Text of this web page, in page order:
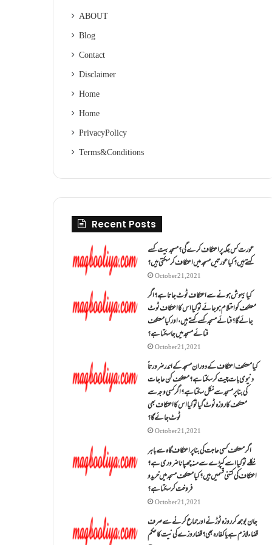
ABOUT
Blog
Contact
Disclaimer
Home
Home
Privacy Policy
Terms & Conditions
Recent Posts
عورت کس جگہ پر اعتکاف کرے گی؟مسجد بیت کسے
کہتے ہیں؟کیا عورتیں مسجد میں اعتکاف کر سکتی ہیں؟
October 21, 2021
کیا بیہوش ہونے سے اعتکاف ٹوٹ جاتا ہے؟ اگر
معتکف کو احتلام ہو جائے تو کیا اس کا اعتکاف ٹوٹ
جائے گا؟فنائے مسجد کسے کہتے ہیں ، اور کیا معتکف
فنائے مسجد میں جا سکتا ہے؟
October 21, 2021
کیا معتکف اعتکاف کے دوران مسجد کے اندر ضرورتاً
دنیوی بات چیت کر سکتا ہے؟معتکف کن حاجات
کی بنا پر مسجد سے نکل سکتا ہے؟ اگر کسی وجہ سے
معتکف کا روزہ ٹوٹ گیا تو کیا اس کا اعتکاف بھی
ٹوٹ جائے گا؟
October 21, 2021
اگر معتکف کسی حاجت کی بنا پر اعتکاف گاہ سے باہر
نکلے تو کیا اسے کپڑے سے منہ چھپانا ضروری ہے؟
اعتکاف کی کتنی قسمیں ہیں؟کیا معتکف مسجد میں خرید و
فروخت کر سکتا ہے؟
October 21, 2021
جان بوجھ کر روزہ ٹوڑنے اور جماع کرنے سے صرف
قضاء لازم ہے یا کفارہ بھی؟ قضا روزے کی نیت کا حکم